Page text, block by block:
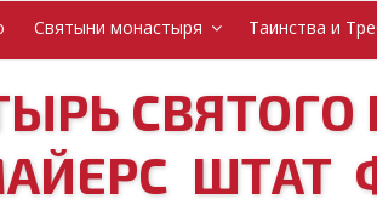
Святыни монастыря Таинства и
СВЯТОГО
ШТАТ